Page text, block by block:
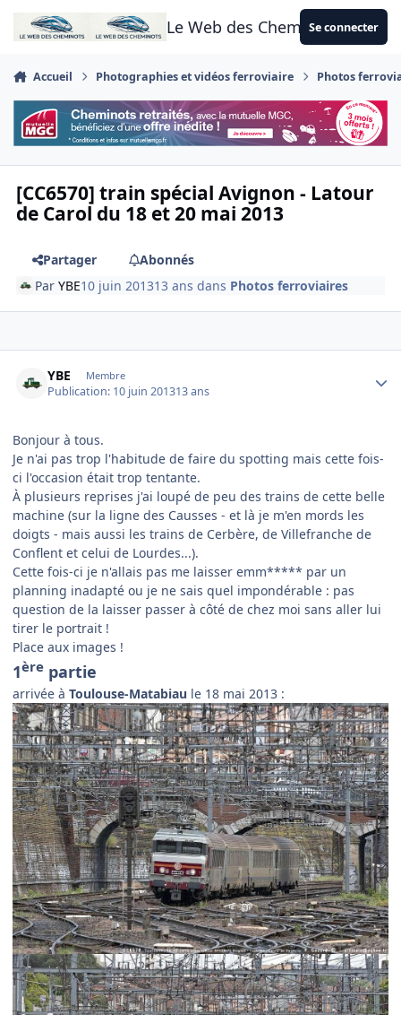
Aller au contenu
Le Web des CheminotsSe connecter
Accueil Photographies et vidéos ferroviaire Photos
[CC6570] train spécial Avignon - Latour
de Carol du 18 et 20 mai 2013
Partager
Abonnés
ParYBE10 juin 201313 ans dans Photos ferroviaires
YBE Membre
Publication: 10 juin 201313 ans
Bonjour à tous.
Je n'ai pas trop l'habitude de faire du spotting mais cette fois-
ci l'occasion était trop tentante.
À plusieurs reprises j'ai loupé de peu des trains de cette belle
machine (sur la ligne des Causses - et là je m'en mords les
doigts - mais aussi les trains de Cerbère, de Villefranche de
Conflent et celui de Lourdes...).
Cette fois-ci je n'allais pas me laisser emm***** par un
planning inadapté ou je ne sais quel impondérable : pas
question de la laisser passer à côté de chez moi sans aller lui
tirer le portrait !
Place aux images !
1ère partie
arrivée à Toulouse-Matabiau le 18 mai 2013 :